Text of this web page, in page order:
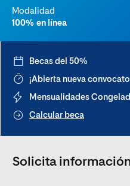
Modalidad
100% en línea
Becas del 50%
¡Abierta nueva
Mensualidades
Calcular beca
Solicita